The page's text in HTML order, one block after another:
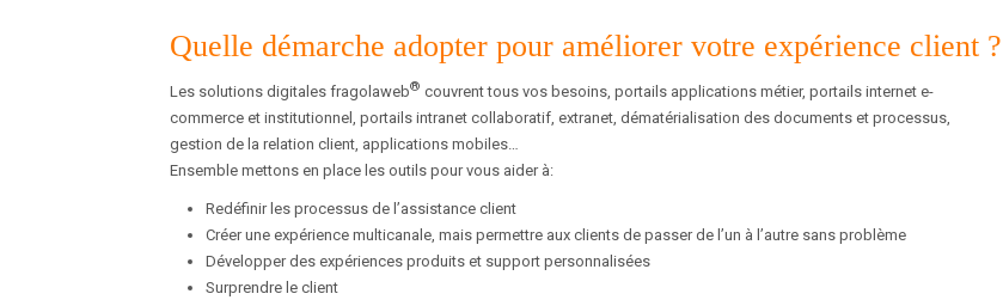
Quelle démarche adopter pour améliorer votre expérience client ?
Les solutions digitales fragolaweb® couvrent tous vos besoins, portails applications métier, portails internet e-
commerce et institutionnel, portails intranet collaboratif, extranet, dématérialisation des documents et processus,
gestion de la relation client, applications mobiles…
Ensemble mettons en place les outils pour vous aider à:
Redéfinir les processus de l’assistance client
Créer une expérience multicanale, mais permettre aux clients de passer de l’un à l’autre sans problème
Développer des expériences produits et support personnalisées
Surprendre le client